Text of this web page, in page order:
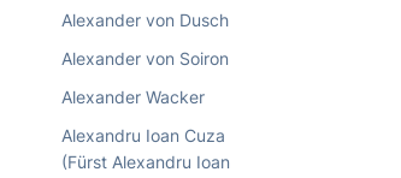
Alexander von Dusch
Alexander von Soiron
Alexander Wacker
Alexandru Ioan Cuza
(Fürst Alexandru Ioan